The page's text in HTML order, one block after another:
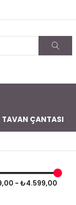
TAVAN ÇANTASI
- ₺4.599,00